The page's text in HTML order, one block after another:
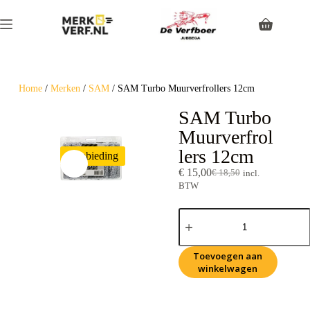
Home/ Merken/ SAM/ SAM Turbo Muurverfrollers 12cm
Aanbieding
SAM Turbo
Muurverfrol
lers 12cm
€18,50
€15,00
incl.
BTW
Toevoegen aan
winkelwagen